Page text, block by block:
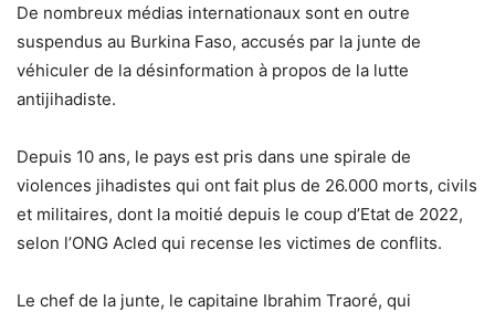
De nombreux médias internationaux sont en outre
suspendus au Burkina Faso, accusés par la junte de
véhiculer de la désinformation à propos de la lutte
antijihadiste.
Depuis 10 ans, le pays est pris dans une spirale de
violences jihadistes qui ont fait plus de 26.000 morts, civils
et militaires, dont la moitié depuis le coup d’Etat de 2022,
selon l’ONG Acled qui recense les victimes de conflits.
Le chef de la junte, le capitaine Ibrahim Traoré, qui